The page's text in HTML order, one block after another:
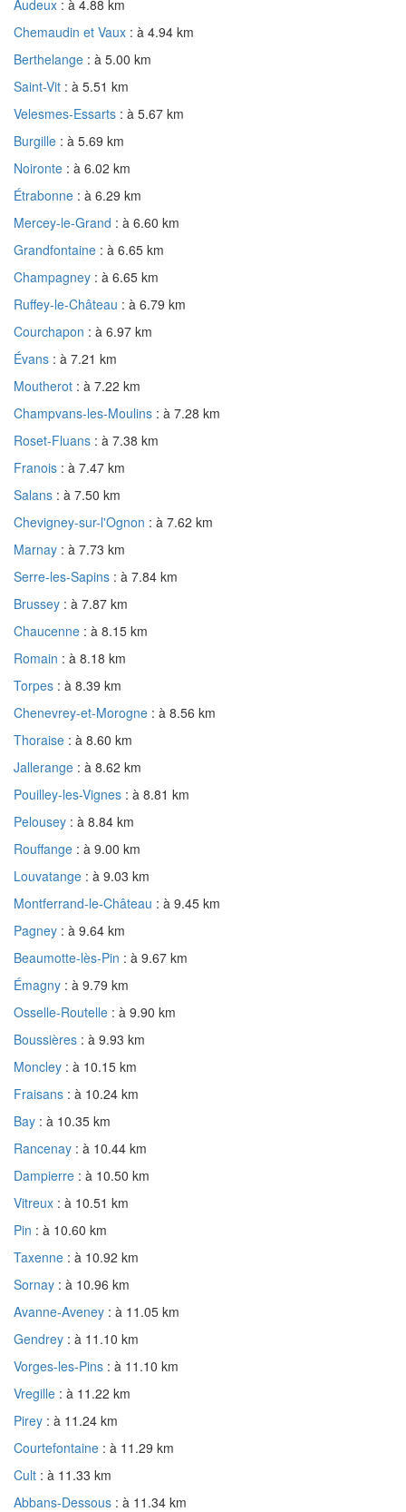
Audeux : à 4.88 km
Chemaudin et Vaux : à 4.94 km
Berthelange : à 5.00 km
Saint-Vit : à 5.51 km
Velesmes-Essarts : à 5.67 km
Burgille : à 5.69 km
Noironte : à 6.02 km
Étrabonne : à 6.29 km
Mercey-le-Grand : à 6.60 km
Grandfontaine : à 6.65 km
Champagney : à 6.65 km
Ruffey-le-Château : à 6.79 km
Courchapon : à 6.97 km
Évans : à 7.21 km
Moutherot : à 7.22 km
Champvans-les-Moulins : à 7.28 km
Roset-Fluans : à 7.38 km
Franois : à 7.47 km
Salans : à 7.50 km
Chevigney-sur-l'Ognon : à 7.62 km
Marnay : à 7.73 km
Serre-les-Sapins : à 7.84 km
Brussey : à 7.87 km
Chaucenne : à 8.15 km
Romain : à 8.18 km
Torpes : à 8.39 km
Chenevrey-et-Morogne : à 8.56 km
Thoraise : à 8.60 km
Jallerange : à 8.62 km
Pouilley-les-Vignes : à 8.81 km
Pelousey : à 8.84 km
Rouffange : à 9.00 km
Louvatange : à 9.03 km
Montferrand-le-Château : à 9.45 km
Pagney : à 9.64 km
Beaumotte-lès-Pin : à 9.67 km
Émagny : à 9.79 km
Osselle-Routelle : à 9.90 km
Boussières : à 9.93 km
Moncley : à 10.15 km
Fraisans : à 10.24 km
Bay : à 10.35 km
Rancenay : à 10.44 km
Dampierre : à 10.50 km
Vitreux : à 10.51 km
Pin : à 10.60 km
Taxenne : à 10.92 km
Sornay : à 10.96 km
Avanne-Aveney : à 11.05 km
Gendrey : à 11.10 km
Vorges-les-Pins : à 11.10 km
Vregille : à 11.22 km
Pirey : à 11.24 km
Courtefontaine : à 11.29 km
Cult : à 11.33 km
Abbans-Dessous : à 11.34 km